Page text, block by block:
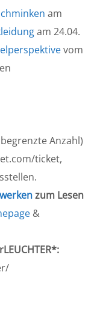
am
am 24.04.
vom
Anzahl)
ticket,
zum Lesen
&